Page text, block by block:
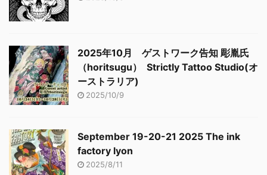
2025年10月 ゲストワーク告知 彫胤氏
（horitsugu） Strictly Tattoo Studio(オ
ーストラリア)
2025/10/9
September 19-20-21 2025 The ink
factory lyon
2025/8/11